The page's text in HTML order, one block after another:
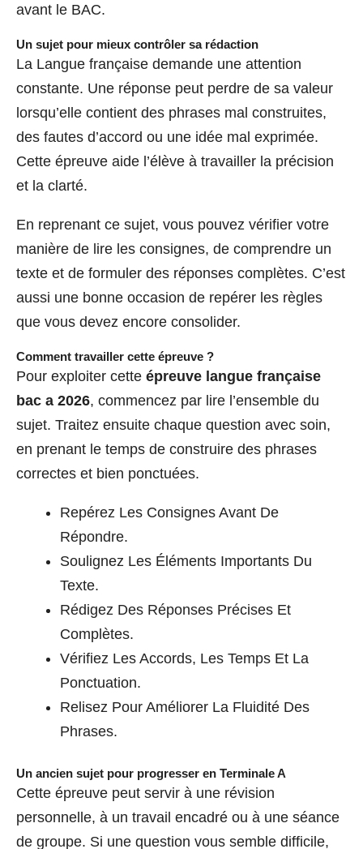
avant le BAC.
Un sujet pour mieux contrôler sa rédaction
La Langue française demande une attention
constante. Une réponse peut perdre de sa valeur
lorsqu’elle contient des phrases mal construites,
des fautes d’accord ou une idée mal exprimée.
Cette épreuve aide l’élève à travailler la précision
et la clarté.
En reprenant ce sujet, vous pouvez vérifier votre
manière de lire les consignes, de comprendre un
texte et de formuler des réponses complètes. C’est
aussi une bonne occasion de repérer les règles
que vous devez encore consolider.
Comment travailler cette épreuve ?
Pour exploiter cette épreuve langue française
bac a 2026, commencez par lire l’ensemble du
sujet. Traitez ensuite chaque question avec soin,
en prenant le temps de construire des phrases
correctes et bien ponctuées.
Repérez Les Consignes Avant De
Répondre.
Soulignez Les Éléments Importants Du
Texte.
Rédigez Des Réponses Précises Et
Complètes.
Vérifiez Les Accords, Les Temps Et La
Ponctuation.
Relisez Pour Améliorer La Fluidité Des
Phrases.
Un ancien sujet pour progresser en Terminale A
Cette épreuve peut servir à une révision
personnelle, à un travail encadré ou à une séance
de groupe. Si une question vous semble difficile,